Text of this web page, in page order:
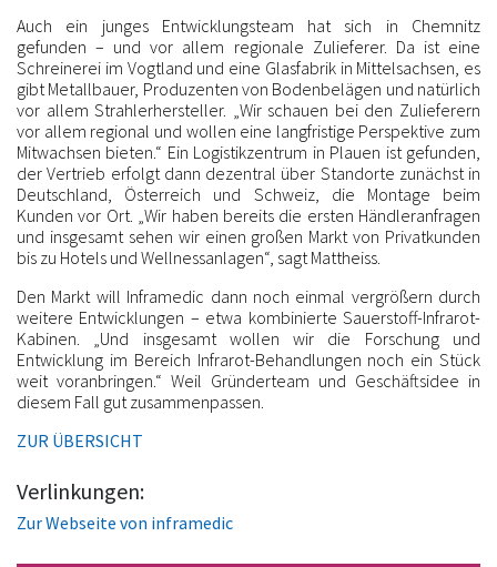
Auch ein junges Entwicklungsteam hat sich in Chemnitz
gefunden – und vor allem regionale Zulieferer. Da ist eine
Schreinerei im Vogtland und eine Glasfabrik in Mittelsachsen, es
gibt Metallbauer, Produzenten von Bodenbelägen und natürlich
vor allem Strahlerhersteller. „Wir schauen bei den Zulieferern
vor allem regional und wollen eine langfristige Perspektive zum
Mitwachsen bieten.“ Ein Logistikzentrum in Plauen ist gefunden,
der Vertrieb erfolgt dann dezentral über Standorte zunächst in
Deutschland, Österreich und Schweiz, die Montage beim
Kunden vor Ort. „Wir haben bereits die ersten Händleranfragen
und insgesamt sehen wir einen großen Markt von Privatkunden
bis zu Hotels und Wellnessanlagen“, sagt Mattheiss.
Den Markt will Inframedic dann noch einmal vergrößern durch
weitere Entwicklungen – etwa kombinierte Sauerstoff-Infrarot-
Kabinen. „Und insgesamt wollen wir die Forschung und
Entwicklung im Bereich Infrarot-Behandlungen noch ein Stück
weit voranbringen.“ Weil Gründerteam und Geschäftsidee in
diesem Fall gut zusammenpassen.
ZUR ÜBERSICHT
Verlinkungen:
Zur Webseite von inframedic